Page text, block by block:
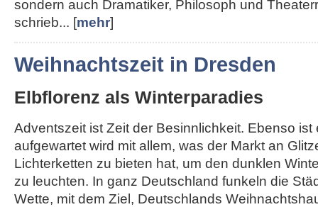
sondern auch Dramatiker, Philosoph und
schrieb... [mehr]
Weihnachtszeit in Dresden
Elbflorenz als Winterparadies
Adventszeit ist Zeit der Besinnlichkeit. Ebenso ist
aufgewartet wird mit allem, was der Markt an
Lichterketten zu bieten hat, um den dunklen
zu leuchten. In ganz Deutschland funkeln die
Wette, mit dem Ziel, Deutschlands